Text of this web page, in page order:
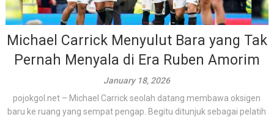
Michael Carrick Menyulut Bara yang Tak
Pernah Menyala di Era Ruben Amorim
January 18, 2026
pojokgol.net – Michael Carrick seolah datang membawa oksigen
baru ke ruang yang sempat pengap. Begitu ditunjuk sebagai pelatih